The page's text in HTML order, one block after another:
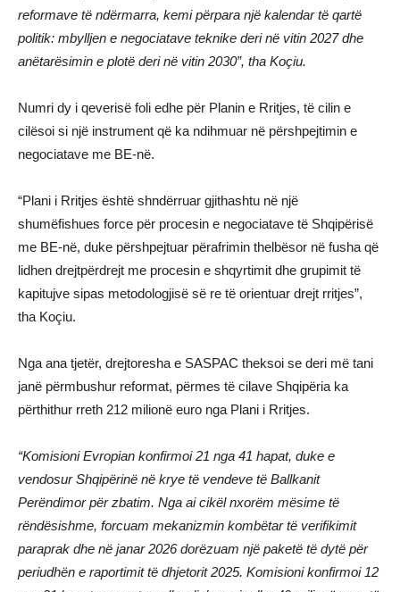
reformave të ndërmarra, kemi përpara një kalendar të qartë
politik: mbylljen e negociatave teknike deri në vitin 2027 dhe
anëtarësimin e plotë deri në vitin 2030”, tha Koçiu.
Numri dy i qeverisë foli edhe për Planin e Rritjes, të cilin e
cilësoi si një instrument që ka ndihmuar në përshpejtimin e
negociatave me BE-në.
“Plani i Rritjes është shndërruar gjithashtu në një
shumëfishues force për procesin e negociatave të Shqipërisë
me BE-në, duke përshpejtuar përafrimin thelbësor në fusha që
lidhen drejtpërdrejt me procesin e shqyrtimit dhe grupimit të
kapitujve sipas metodologjisë së re të orientuar drejt rritjes”,
tha Koçiu.
Nga ana tjetër, drejtoresha e SASPAC theksoi se deri më tani
janë përmbushur reformat, përmes të cilave Shqipëria ka
përthithur rreth 212 milionë euro nga Plani i Rritjes.
“Komisioni Evropian konfirmoi 21 nga 41 hapat, duke e
vendosur Shqipërinë në krye të vendeve të Ballkanit
Perëndimor për zbatim. Nga ai cikël nxorëm mësime të
rëndësishme, forcuam mekanizmin kombëtar të verifikimit
paraprak dhe në janar 2026 dorëzuam një paketë të dytë për
periudhën e raportimit të dhjetorit 2025. Komisioni konfirmoi 12